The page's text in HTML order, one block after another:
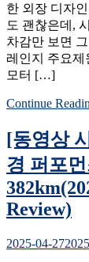
한 외장 디자
도 괜찮은데,
차감만 보면
레인지 주요제
모터 […]
Continue
[동영상
경 퍼포
Review)
2025-04-27